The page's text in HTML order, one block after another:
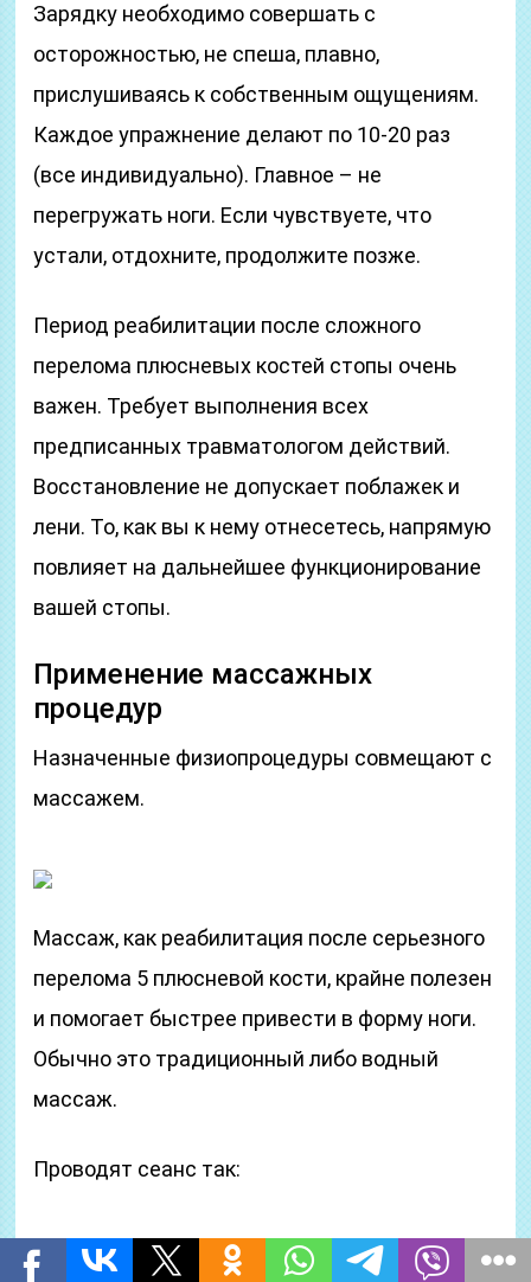
Зарядку необходимо совершать с
осторожностью, не спеша, плавно,
прислушиваясь к собственным ощущениям.
Каждое упражнение делают по 10-20 раз
(все индивидуально). Главное – не
перегружать ноги. Если чувствуете, что
устали, отдохните, продолжите позже.
Период реабилитации после сложного
перелома плюсневых костей стопы очень
важен. Требует выполнения всех
предписанных травматологом действий.
Восстановление не допускает поблажек и
лени. То, как вы к нему отнесетесь, напрямую
повлияет на дальнейшее функционирование
вашей стопы.
Применение массажных
процедур
Назначенные физиопроцедуры совмещают с
массажем.
Массаж, как реабилитация после серьезного
перелома 5 плюсневой кости, крайне полезен
и помогает быстрее привести в форму ноги.
Обычно это традиционный либо водный
массаж.
Проводят сеанс так:
Стопу массируют плавными, нежными